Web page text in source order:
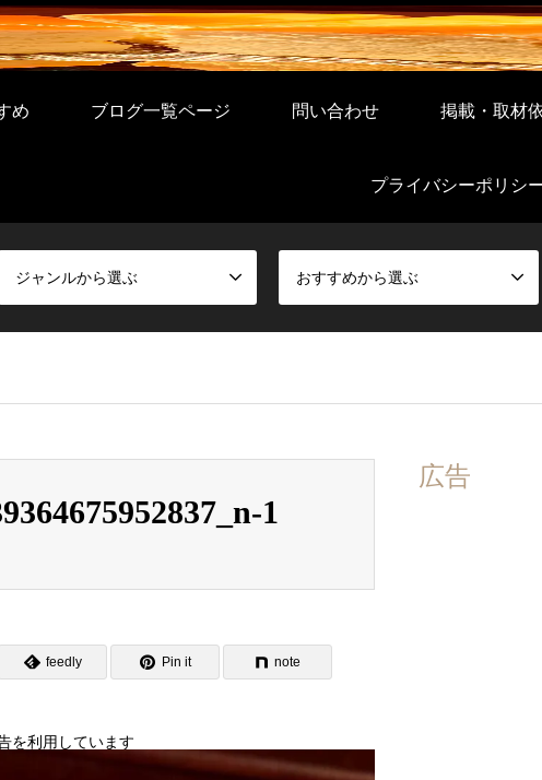
め ブログ一覧ページ 問い合わせ 掲載・取材
プライバシーポリシ
ジャンルから選ぶ おすすめから選ぶ
1
feedly Pin it note
を利用しています
広告